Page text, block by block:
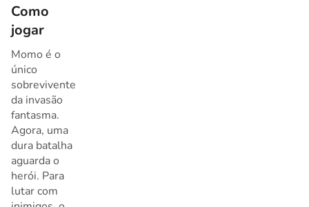
Como
jogar
Momo é o
único
sobrevivente
da invasão
fantasma.
Agora, uma
dura batalha
aguarda o
herói. Para
lutar com